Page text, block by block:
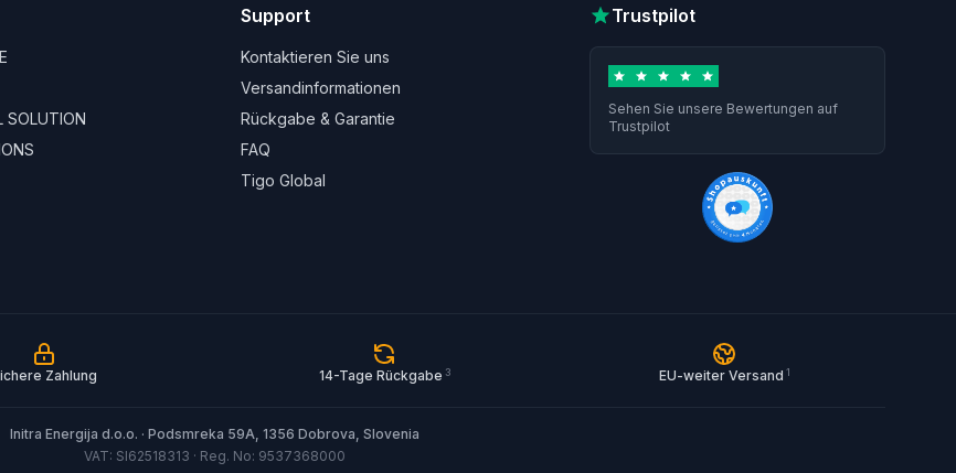
SOLUTION
Support
Kontaktieren Sie uns
Versandinformationen
Rückgabe & Garantie
FAQ
Tigo Global
Trustpilot
Sehen Sie unsere Bewertungen auf
Trustpilot
Zahlung 14-Tage Rückgabe 3 EU-weiter Versand 1
Initra Energija d.o.o. · Podsmreka 59A, 1356 Dobrova, Slovenia
VAT: SI62518313 · Reg. No: 9537368000